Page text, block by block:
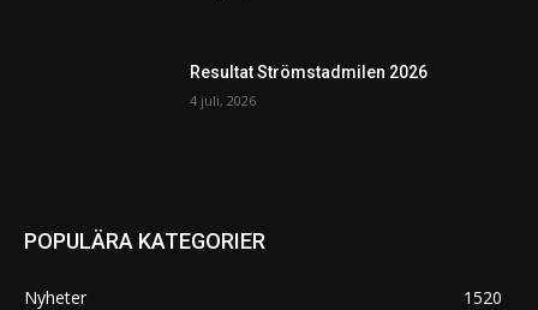
Resultat Strömstadmilen 2026
4 juli, 2026
POPULÄRA KATEGORIER
Nyheter
1520